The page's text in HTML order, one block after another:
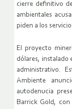
cierre definitivo
ambientales
piden a los
El proyecto
dólares, instalado
administrativo.
Ambiente
autodenucia
Barrick Gold,